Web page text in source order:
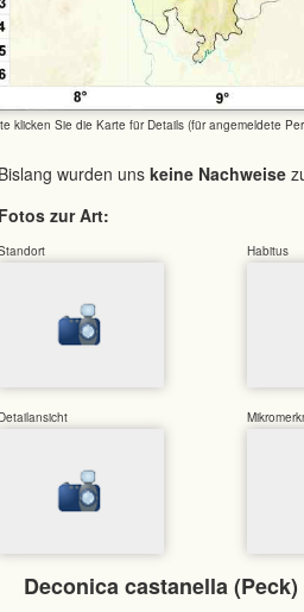
klicken Sie die Karte für Details (für angemeldete
wurden uns keine Nachweise
zur Art:
Habitus
Deconica castanella